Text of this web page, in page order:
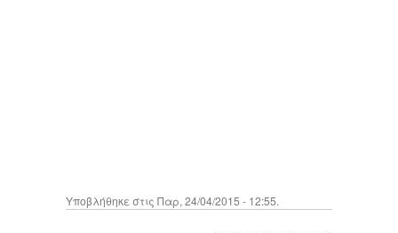
Υποβλήθηκε στις Παρ, 24/04/2015 - 12:55.